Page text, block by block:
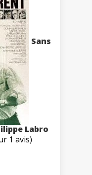
Sans
Labro
1 avis)